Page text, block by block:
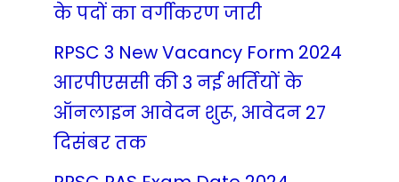
के पदों का वर्गीकरण जारी
RPSC 3 New Vacancy Form 2024
आरपीएससी की 3 नई भर्तियों के
ऑनलाइन आवेदन शुरू, आवेदन 27
दिसंबर तक